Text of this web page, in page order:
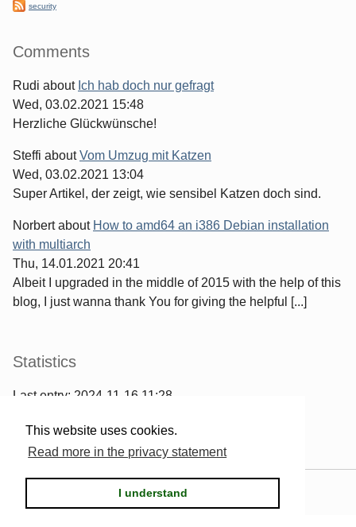
This website uses cookies.
Read more in the privacy statement
I understand
security
Comments
Rudi about Ich hab doch nur gefragt
Wed, 03.02.2021 15:48
Herzliche Glückwünsche!
Steffi aboutVom Umzug mit Katzen
Wed, 03.02.2021 13:04
Super Artikel, der zeigt, wie sensibel Katzen doch sind.
Norbertabout How to amd64 an i386 Debian installation
with multiarch
Thu, 14.01.2021 20:41
Albeit I upgraded in the middle of 2015 with the help of this
blog, I just wanna thank You for giving the helpful [...]
Statistics
Last entry: 2024-11-16 11:28
2567comments have been made
Serendipity & the theme.